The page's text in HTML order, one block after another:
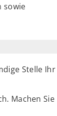
sowie
Stelle Ihr
Machen Sie